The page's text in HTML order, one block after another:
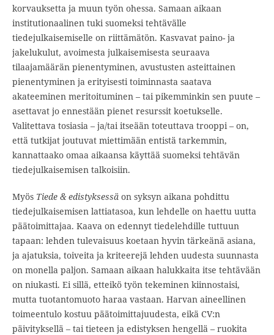
korvauksetta ja muun työn ohessa. Samaan aikaan
institutionaalinen tuki suomeksi tehtävälle
tiedejulkaisemiselle on riittämätön. Kasvavat paino- ja
jakelukulut, avoimesta julkaisemisesta seuraava
tilaajamäärän pienentyminen, avustusten asteittainen
pienentyminen ja erityisesti toiminnasta saatava
akateeminen meritoituminen – tai pikemminkin sen puute –
asettavat jo ennestään pienet resurssit koetukselle.
Valitettava tosiasia – ja/tai itseään toteuttava trooppi – on,
että tutkijat joutuvat miettimään entistä tarkemmin,
kannattaako omaa aikaansa käyttää suomeksi tehtävän
tiedejulkaisemisen talkoisiin.
MyösTiede & edistyksessäon syksyn aikana pohdittu
tiedejulkaisemisen lattiatasoa, kun lehdelle on haettu uutta
päätoimittajaa. Kaava on edennyt tiedelehdille tuttuun
tapaan: lehden tulevaisuus koetaan hyvin tärkeänä asiana,
ja ajatuksia, toiveita ja kriteerejä lehden uudesta suunnasta
on monella paljon. Samaan aikaan halukkaita itse tehtävään
on niukasti. Ei sillä, etteikö työn tekeminen kiinnostaisi,
mutta tuotantomuoto haraa vastaan. Harvan aineellinen
toimeentulo kostuu päätoimittajuudesta, eikä CV:n
päivityksellä – tai tieteen ja edistyksen hengellä – ruokita